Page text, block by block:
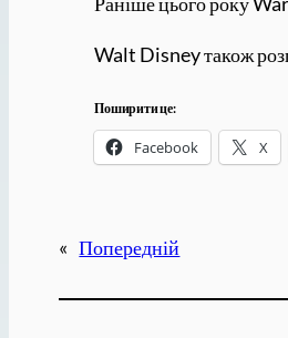
Walt Disney також
Поширити це:
Facebook X
« Попередній